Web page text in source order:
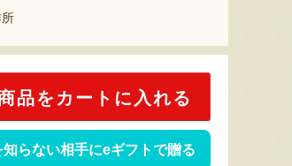
品をカートに入れる
知らない相手にeギフトで贈る